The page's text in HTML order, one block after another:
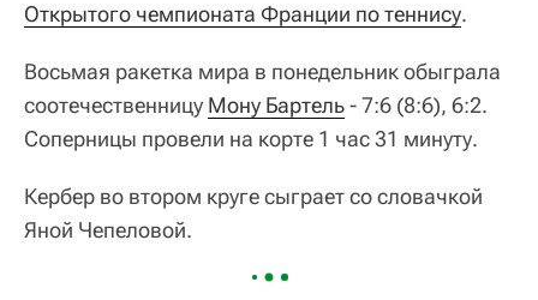
Открытого чемпионата Франции по теннису.
Восьмая ракетка мира в понедельник обыграла
соотечественницу Мону Бартель- 7:6 (8:6), 6:2.
Соперницы провели на корте 1 час 31 минуту.
Кербер во втором круге сыграет со словачкой
Яной Чепеловой.